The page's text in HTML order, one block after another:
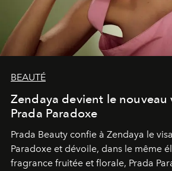
BEAUTÉ
Zendaya devient le nouveau
Prada Paradoxe
Prada Beauty confie à Zendaya le
Paradoxe et dévoile, dans le même
fragrance fruitée et florale, Prada